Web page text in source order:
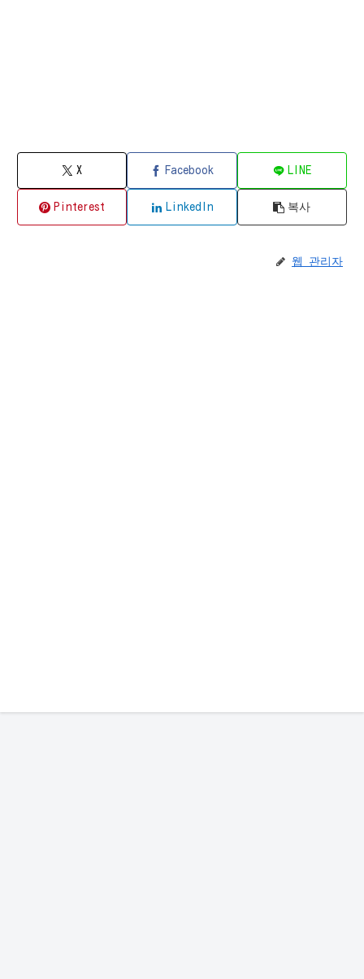
X Facebook LINE
Pinterest LinkedIn 복사
웹 관리자